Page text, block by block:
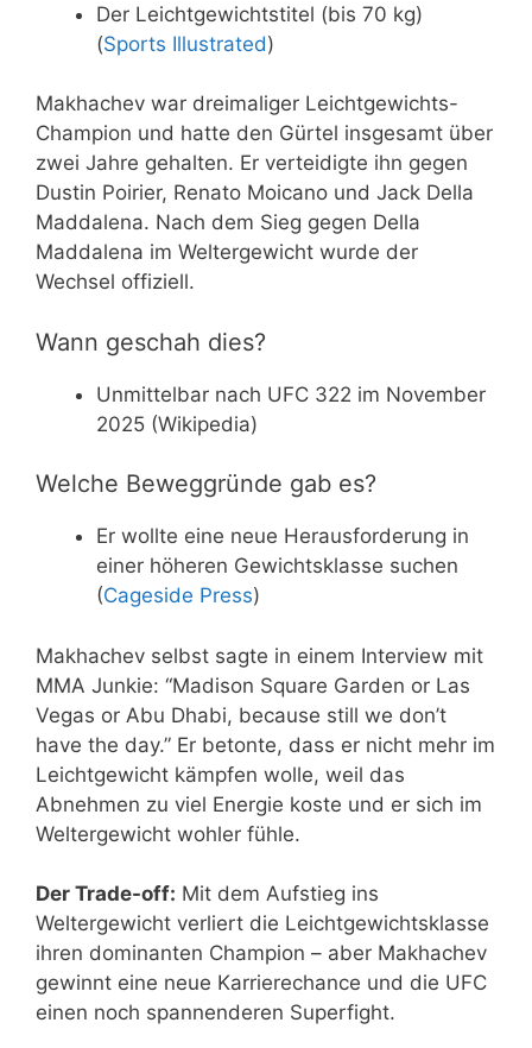
Der Leichtgewichtstitel (bis 70 kg)
(Sports Illustrated)
Makhachev war dreimaliger Leichtgewichts-
Champion und hatte den Gürtel insgesamt über
zwei Jahre gehalten. Er verteidigte ihn gegen
Dustin Poirier, Renato Moicano und Jack Della
Maddalena. Nach dem Sieg gegen Della
Maddalena im Weltergewicht wurde der
Wechsel offiziell.
Wann geschah dies?
Unmittelbar nach UFC 322 im November
2025 (Wikipedia)
Welche Beweggründe gab es?
Er wollte eine neue Herausforderung in
einer höheren Gewichtsklasse suchen
(Cageside Press)
Makhachev selbst sagte in einem Interview mit
MMA Junkie: “Madison Square Garden or Las
Vegas or Abu Dhabi, because still we don’t
have the day.” Er betonte, dass er nicht mehr im
Leichtgewicht kämpfen wolle, weil das
Abnehmen zu viel Energie koste und er sich im
Weltergewicht wohler fühle.
Der Trade-off: Mit dem Aufstieg ins
Weltergewicht verliert die Leichtgewichtsklasse
ihren dominanten Champion – aber Makhachev
gewinnt eine neue Karrierechance und die UFC
einen noch spannenderen Superfight.